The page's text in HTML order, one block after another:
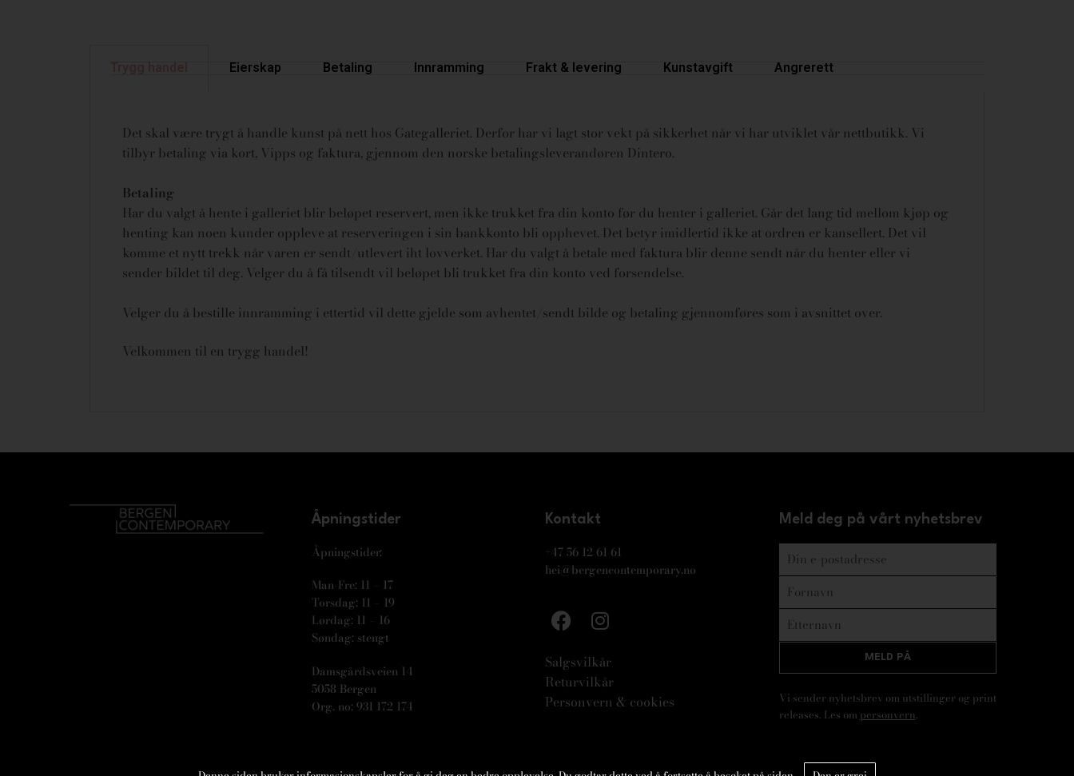
Eierskap Betaling Innramming Frakt & levering Kunstavgift Angrerett
Det skal være trygt å handle kunst på nett hos Gategalleriet. Derfor har vi lagt stor vekt på sikkerhet når vi har utviklet vår nettbutikk. Vi
tilbyr betaling via kort, Vipps og faktura, gjennom den norske betalingsleverandøren Dintero.
Betaling
Har du valgt å hente i galleriet blir beløpet reservert, men ikke trukket fra din konto før du henter i galleriet. Går det lang tid mellom kjøp og
henting kan noen kunder oppleve at reserveringen i sin bankkonto bli opphevet. Det betyr imidlertid ikke at ordren er kansellert. Det vil
komme et nytt trekk når varen er sendt/utlevert iht lovverket. Har du valgt å betale med faktura blir denne sendt når du henter eller vi
sender bildet til deg. Velger du å få tilsendt vil beløpet bli trukket fra din konto ved forsendelse.
Velger du å bestille innramming i ettertid vil dette gjelde som avhentet/sendt bilde og betaling gjennomføres som i avsnittet over.
Velkommen til en trygg handel!
Åpningstider
Åpningstider:
Man-Fre: 11 – 17
Torsdag: 11 – 19
Lørdag: 11 – 16
Søndag: stengt
Damsgårdsveien 14
5058 Bergen
Org. no: 931 172 174
Kontakt
+47 56 12 61 61
hei@bergencontemporary.no
Salgsvilkår
Returvilkår
Personvern & cookies
Meld deg på vårt nyhetsbrev
MELD PÅ
Vi sender nyhetsbrev om utstillinger og print
releases. Les om personvern.